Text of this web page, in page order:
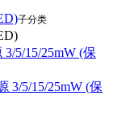
子分类
5/15/25mW (保
3/5/15/25mW (保